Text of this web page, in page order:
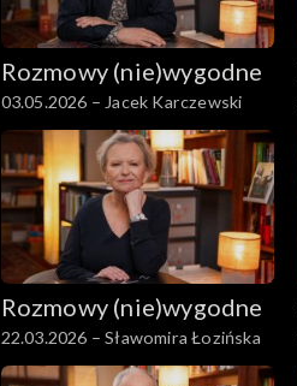
Rozmowy (nie)wygodne
03.05.2026 – Jacek Karczewski
Rozmowy (nie)wygodne
22.03.2026 – Sławomira Łozińska